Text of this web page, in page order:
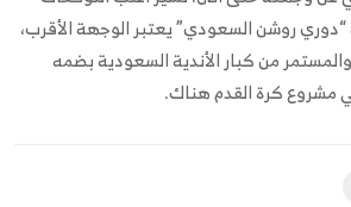
“دوري روشن السعودي” يعتبر الوجهة الأقرب،
من كبار الأندية السعودية بضمه
مشروع كرة القدم هناك.